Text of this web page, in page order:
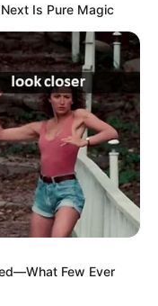
Is Pure Magic
Few Ever